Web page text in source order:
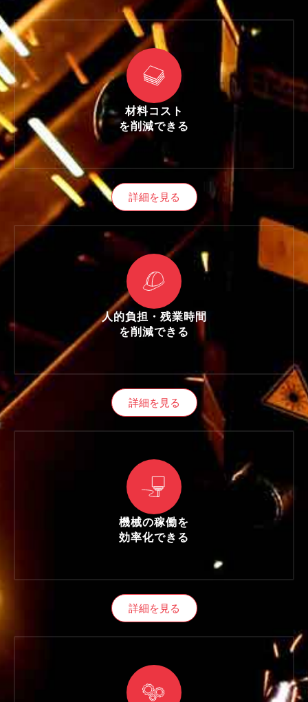
材料コスト
を削減できる
詳細を見る
人的負担・残業時間
を削減できる
詳細を見る
機械の稼働を
効率化できる
詳細を見る